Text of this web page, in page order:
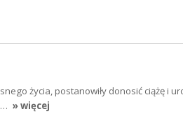
życia, postanowiły donosić ciążę i
» więcej